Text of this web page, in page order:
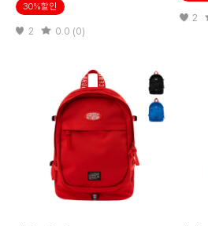
30%할인
2 0.0 (0)
2